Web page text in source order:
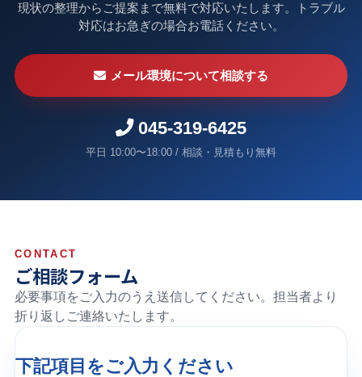
現状の整理からご提案まで無料で対応いたします。トラブル
対応はお急ぎの場合お電話ください。
メール環境について相談する
045-319-6425
平日 10:00〜18:00 / 相談・見積もり無料
CONTACT
ご相談フォーム
必要事項をご入力のうえ送信してください。担当者より
折り返しご連絡いたします。
下記項目をご入力ください